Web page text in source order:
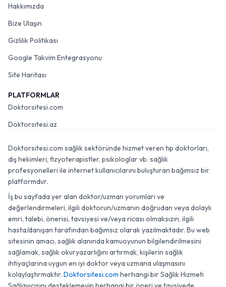
Hakkımızda
Bize Ulaşın
Gizlilik Politikası
Google Takvim Entegrasyonu
Site Haritası
PLATFORMLAR
Doktorsitesi.com
Doktorsitesi.az
Doktorsitesi.com sağlık sektöründe hizmet veren tıp doktorları,
diş hekimleri, fizyoterapistler, psikologlar vb. sağlık
profesyonelleri ile internet kullanıcılarını buluşturan bağımsız bir
platformdur.
İş bu sayfada yer alan doktor/uzman yorumları ve
değerlendirmeleri, ilgili doktorun/uzmanın doğrudan veya dolaylı
emri, talebi, önerisi, tavsiyesi ve/veya ricası olmaksızın, ilgili
hasta/danışan tarafından bağımsız olarak yazılmaktadır. Bu web
sitesinin amacı, sağlık alanında kamuoyunun bilgilendirilmesini
sağlamak, sağlık okuryazarlığını artırmak, kişilerin sağlık
ihtiyaçlarına uygun en iyi doktor veya uzmana ulaşmasını
kolaylaştırmaktır. Doktorsitesi.com herhangi bir Sağlık Hizmeti